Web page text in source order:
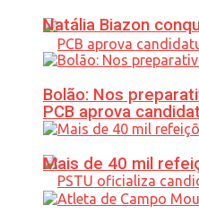
PCB aprova
Natália Biazon
Bolão: Nos
Mais de 40 mil